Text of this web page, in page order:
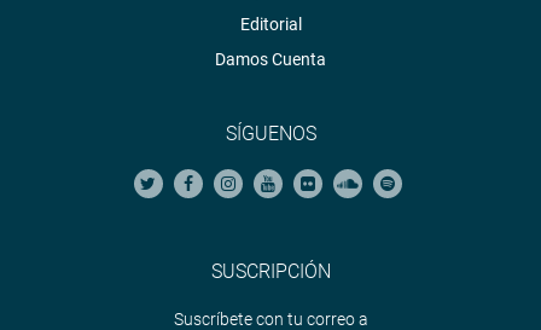
Editorial
Damos Cuenta
SÍGUENOS
SUSCRIPCIÓN
Suscríbete con tu correo a